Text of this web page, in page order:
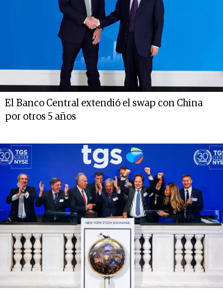
El Banco Central extendió el swap con China
por otros 5 años